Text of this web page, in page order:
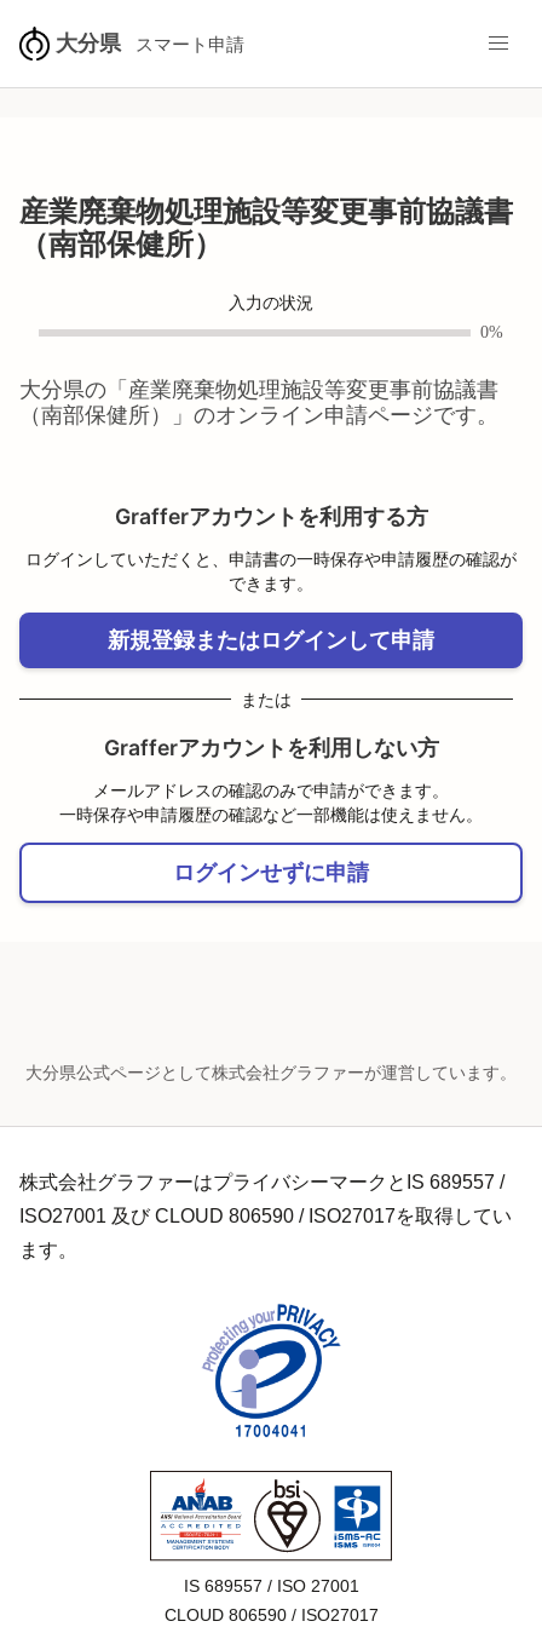
大分県 スマート申請
産業廃棄物処理施設等変更事前協議書
（南部保健所）
入力の状況
0%
大分県の「 産業廃棄物処理施設等変更事前協議書
（南部保健所）
」のオンライン申請ページです。
Grafferアカウントを利用する方
ログインしていただくと、申請書の一時保存や申請履歴の確認が
できます。
新規登録またはログインして申請
または
Grafferアカウントを利用しない方
メールアドレスの確認のみで申請ができます。
一時保存や申請履歴の確認など一部機能は使えません。
ログインせずに申請
大分県公式ページとして株式会社グラファーが運営しています。
株式会社グラファーはプライバシーマークとIS 689557 /
ISO27001 及び CLOUD 806590 / ISO27017を取得してい
ます。
IS 689557 / ISO 27001
CLOUD 806590 / ISO27017